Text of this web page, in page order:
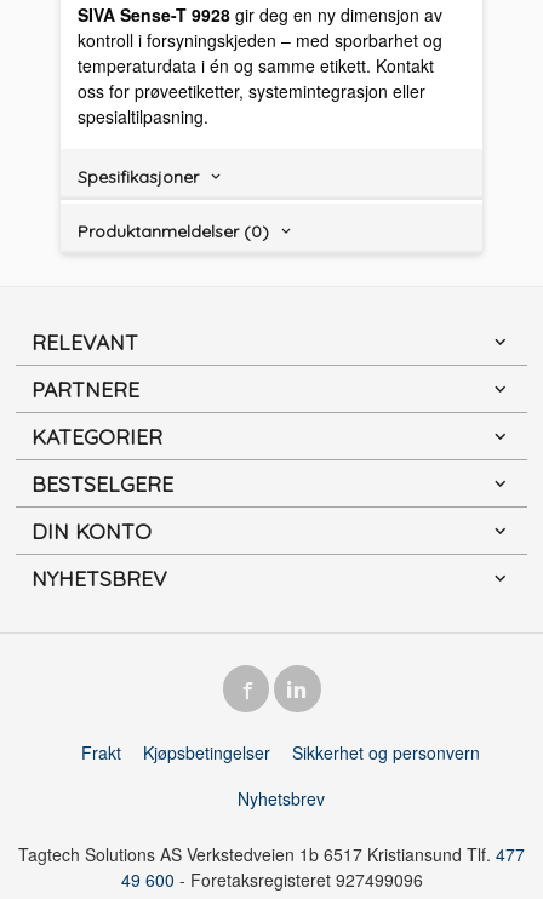
SIVA Sense-T 9928 gir deg en ny dimensjon av
kontroll i forsyningskjeden – med sporbarhet og
temperaturdata i én og samme etikett. Kontakt
oss for prøveetiketter, systemintegrasjon eller
spesialtilpasning.
Spesifikasjoner
Produktanmeldelser (0)
RELEVANT
PARTNERE
KATEGORIER
BESTSELGERE
DIN KONTO
NYHETSBREV
Frakt Kjøpsbetingelser
Sikkerhet og personvern
Nyhetsbrev
Tagtech Solutions AS Verkstedveien 1b 6517 Kristiansund Tlf. 477
49 600 - Foretaksregisteret 927499096